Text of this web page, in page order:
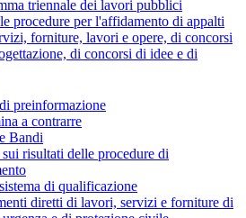
triennale dei lavori pubblici
procedure per l'affidamento di appalti
forniture, lavori e opere, di concorsi
di concorsi di idee e di
preinformazione
a contrarre
Bandi
risultati delle procedure di
di qualificazione
diretti di lavori, servizi e forniture di